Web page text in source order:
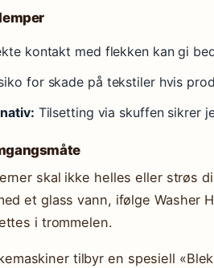
kontakt med flekken kan gi
for skade på tekstiler hvis
Tilsetting via skuffen sikrer
skal ikke helles eller strøs
et glass vann, ifølge Washer
i trommelen.
tilbyr en spesiell